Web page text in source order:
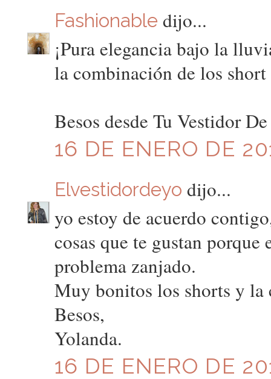
Fashionable dijo...
¡Pura elegancia bajo la
la combinación de los
Besos desde Tu Vestidor
16 DE ENERO DE
Elvestidordeyo dijo...
yo estoy de acuerdo
cosas que te gustan
problema zanjado.
Muy bonitos los shorts y la
Besos,
Yolanda.
16 DE ENERO DE